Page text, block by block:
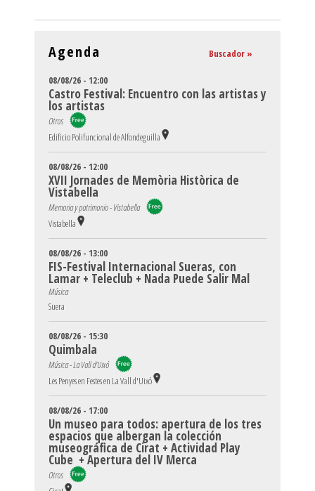
Agenda Buscador »
08/08/26 - 12:00
Castro Festival: Encuentro con las artistas y
los artistas
Otros
Edificio Polifuncional de Alfondeguilla
08/08/26 - 12:00
XVII Jornades de Memòria Històrica de
Vistabella
Memoria y patrimonio - Vistabella
Vistabella
08/08/26 - 13:00
FIS-Festival Internacional Sueras, con
Lamar + Teleclub + Nada Puede Salir Mal
Música
Suera
08/08/26 - 15:30
Quimbala
Música - La Vall d'Uixó
Les Penyes en Festes en La Vall d'Uixó
08/08/26 - 17:00
Un museo para todos: apertura de los tres
espacios que albergan la colección
museográfica de Cirat + Actividad Play
Cube + Apertura del IV Merca
Otros